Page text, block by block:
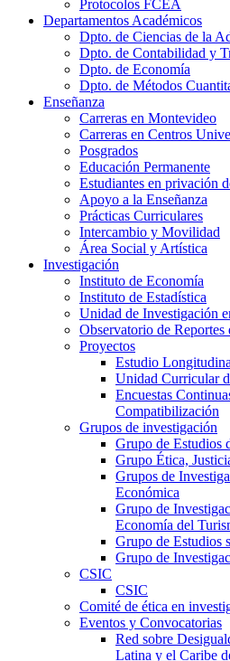
Protocolos FCEA
Departamentos Académicos
Dpto. de Ciencias de la
Dpto. de Contabilidad y
Dpto. de Economía
Dpto. de Métodos
Enseñanza
Carreras en Montevideo
Carreras en Centros
Posgrados
Educación Permanente
Estudiantes en privación
Apoyo a la Enseñanza
Prácticas Curriculares
Intercambio y Movilidad
Área Social y Artística
Investigación
Instituto de Economía
Instituto de Estadística
Unidad de Investigación
Observatorio de Reportes
Proyectos
Estudio
Unidad Curricular
Encuestas
Compatibilización
Grupos de investigación
Grupo de Estudios
Grupo Ética,
Grupos de
Económica
Grupo de
Economía del
Grupo de Estudios
Grupo de
CSIC
CSIC
Comité de ética en
Eventos y Convocatorias
Red sobre
Latina y el Caribe